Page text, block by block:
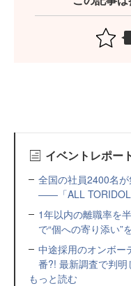
イベントレポー
全国の社員2400名
――「ALL
1年以内の離職率を
で“個への寄り添い”
中途採用のオンボー
番?! 最新調査で判明
もっと読む